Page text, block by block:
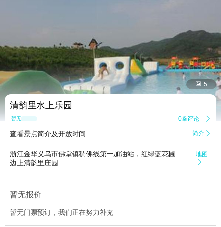
 5
清韵里水上乐园
暂无点评 0条评论 
查看景点简介及开放时间 简介 
浙江金华义乌市佛堂镇稠佛线第一加油站，红绿蓝花圃
边上清韵里庄园
地图

暂无报价
暂无门票预订，我们正在努力补充